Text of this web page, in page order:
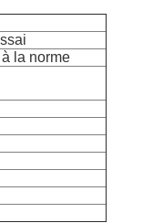
la norme